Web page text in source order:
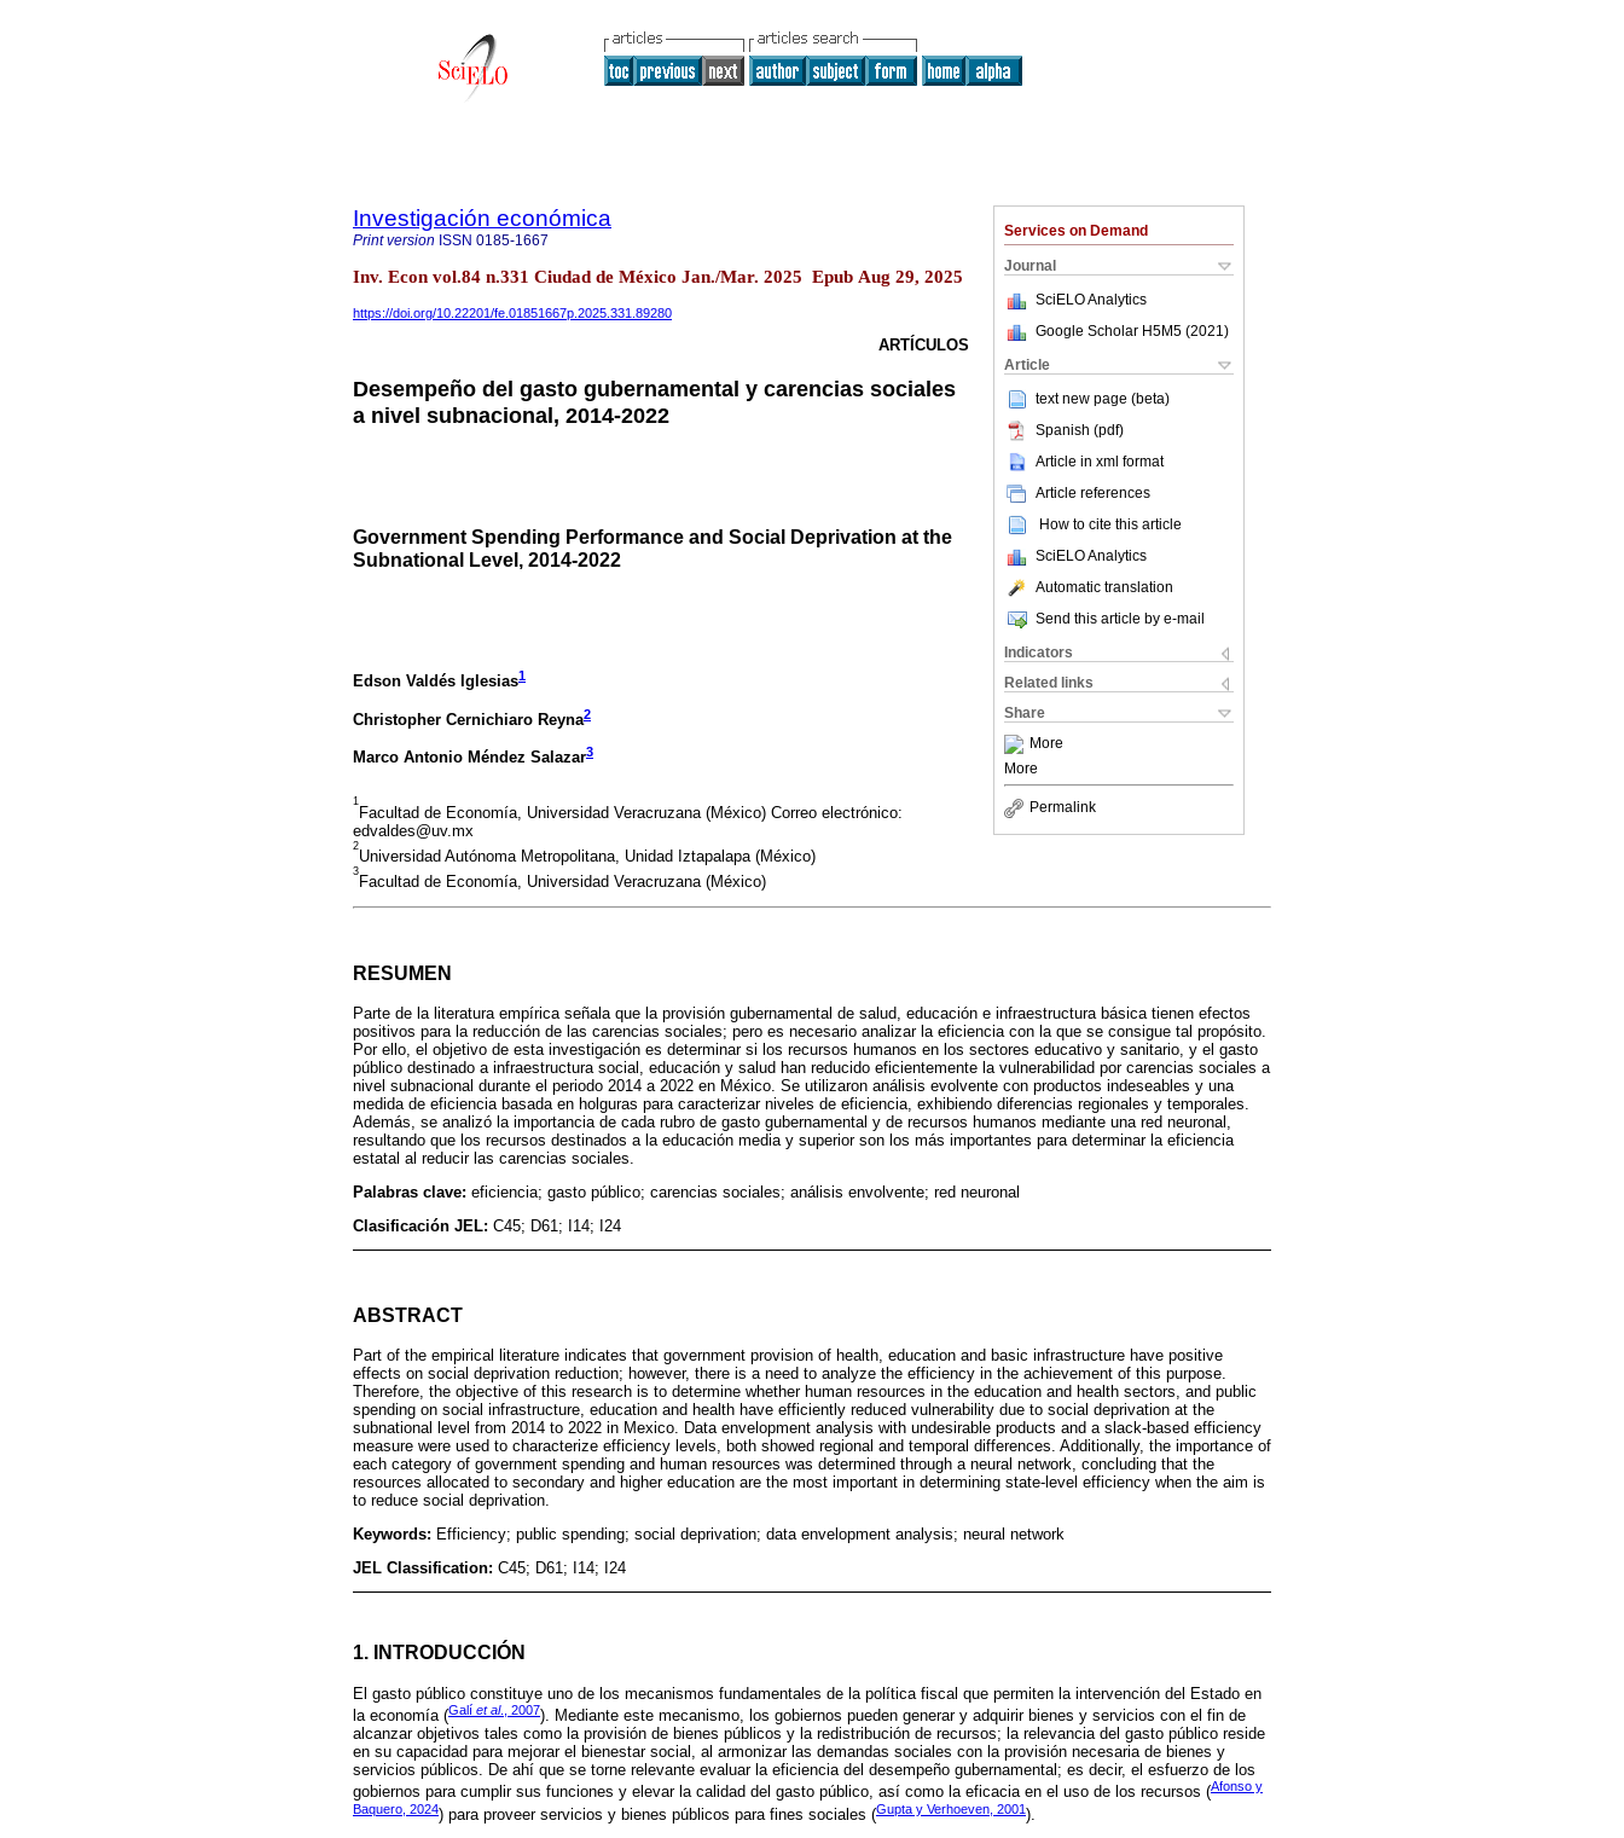
Services on Demand
Journal
SciELO Analytics
Google Scholar H5M5 (2021 )
Article
text new page (beta)
Spanish (pdf)
Article in xml format
Article references
How to cite this article
SciELO Analytics
Automatic translation
Send this article by e-mail
Indicators
Related links
Share
More
More
Permalink
Investigación económica
Print version ISSN 0185-1667
Inv. Econ vol.84 n.331 Ciudad de México Jan./Mar. 2025 Epub Aug 29, 2025
https://doi.org/10.22201/fe.01851667p.2025.331.89280
ARTÍCULOS
Desempeño del gasto gubernamental y carencias sociales
a nivel subnacional, 2014-2022
Government Spending Performance and Social Deprivation at the
Subnational Level, 2014-2022
Edson Valdés Iglesias1
Christopher Cernichiaro Reyna2
Marco Antonio Méndez Salazar3
1
Facultad de Economía, Universidad Veracruzana (México) Correo electrónico:
edvaldes@uv.mx
2
Universidad Autónoma Metropolitana, Unidad Iztapalapa (México)
3
Facultad de Economía, Universidad Veracruzana (México)
RESUMEN
Parte de la literatura empírica señala que la provisión gubernamental de salud, educación e infraestructura básica tienen efectos
positivos para la reducción de las carencias sociales; pero es necesario analizar la eficiencia con la que se consigue tal propósito.
Por ello, el objetivo de esta investigación es determinar si los recursos humanos en los sectores educativo y sanitario, y el gasto
público destinado a infraestructura social, educación y salud han reducido eficientemente la vulnerabilidad por carencias sociales a
nivel subnacional durante el periodo 2014 a 2022 en México. Se utilizaron análisis evolvente con productos indeseables y una
medida de eficiencia basada en holguras para caracterizar niveles de eficiencia, exhibiendo diferencias regionales y temporales.
Además, se analizó la importancia de cada rubro de gasto gubernamental y de recursos humanos mediante una red neuronal,
resultando que los recursos destinados a la educación media y superior son los más importantes para determinar la eficiencia
estatal al reducir las carencias sociales.
Palabras clave: eficiencia; gasto público; carencias sociales; análisis envolvente; red neuronal
Clasificación JEL: C45; D61; I14; I24
ABSTRACT
Part of the empirical literature indicates that government provision of health, education and basic infrastructure have positive
effects on social deprivation reduction; however, there is a need to analyze the efficiency in the achievement of this purpose.
Therefore, the objective of this research is to determine whether human resources in the education and health sectors, and public
spending on social infrastructure, education and health have efficiently reduced vulnerability due to social deprivation at the
subnational level from 2014 to 2022 in Mexico. Data envelopment analysis with undesirable products and a slack-based efficiency
measure were used to characterize efficiency levels, both showed regional and temporal differences. Additionally, the importance of
each category of government spending and human resources was determined through a neural network, concluding that the
resources allocated to secondary and higher education are the most important in determining state-level efficiency when the aim is
to reduce social deprivation.
Keywords: Efficiency; public spending; social deprivation; data envelopment analysis; neural network
JEL Classification: C45; D61; I14; I24
1. INTRODUCCIÓN
El gasto público constituye uno de los mecanismos fundamentales de la política fiscal que permiten la intervención del Estado en
la economía (Galí et al., 2007). Mediante este mecanismo, los gobiernos pueden generar y adquirir bienes y servicios con el fin de
alcanzar objetivos tales como la provisión de bienes públicos y la redistribución de recursos; la relevancia del gasto público reside
en su capacidad para mejorar el bienestar social, al armonizar las demandas sociales con la provisión necesaria de bienes y
servicios públicos. De ahí que se torne relevante evaluar la eficiencia del desempeño gubernamental; es decir, el esfuerzo de los
gobiernos para cumplir sus funciones y elevar la calidad del gasto público, así como la eficacia en el uso de los recursos (Afonso y
Baquero, 2024) para proveer servicios y bienes públicos para fines sociales (Gupta y Verhoeven, 2001).